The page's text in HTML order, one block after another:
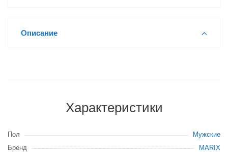
Описание
Характеристики
Пол
Мужские
Бренд
MARIX